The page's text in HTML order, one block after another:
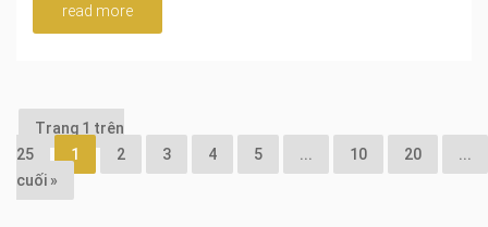
read more
Trang 1 trên
25
1 2 3 4 5 ... 10 20
...
cuối »